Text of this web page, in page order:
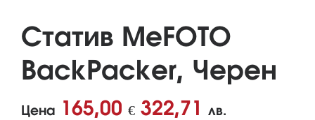
Статив MeFOTO
BackPacker, Черен
Цена 165,00 € 322,71 лв.